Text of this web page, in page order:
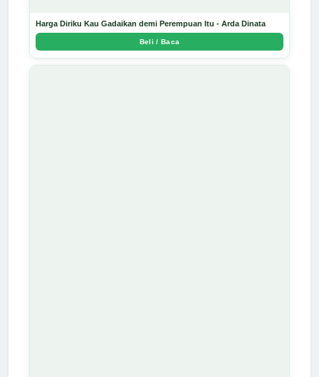
Harga Diriku Kau Gadaikan demi Perempuan Itu - Arda Dinata
Beli / Baca